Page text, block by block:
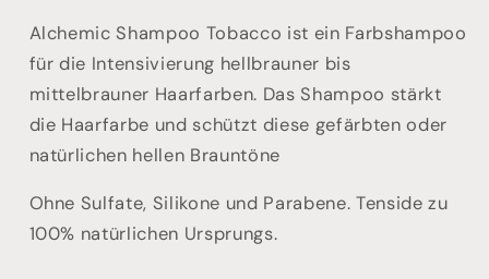
Alchemic Shampoo Tobacco ist ein Farbshampoo
für die Intensivierung hellbrauner bis
mittelbrauner Haarfarben. Das Shampoo stärkt
die Haarfarbe und schützt diese gefärbten oder
natürlichen hellen Brauntöne
Ohne Sulfate, Silikone und Parabene. Tenside zu
100% natürlichen Ursprungs.